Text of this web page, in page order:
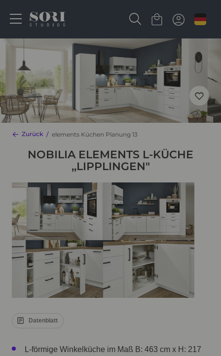
Zurück elements Küchen Planung 13
NOBILIA ELEMENTS L-KÜCHE
,,LIPPLINGEN"
Datenblatt
L-förmige Winkelküche im Maß B: 463 cm x H: 217